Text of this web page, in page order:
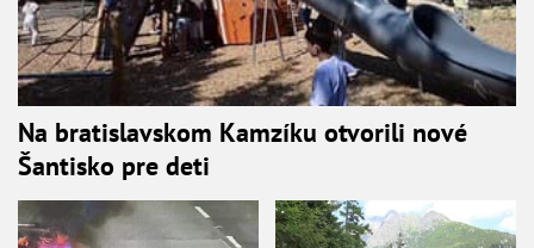
Na bratislavskom Kamzíku otvorili nové
Šantisko pre deti